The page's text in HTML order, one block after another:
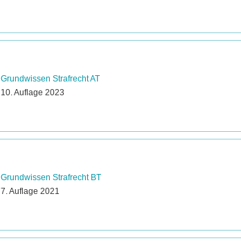
Grundwissen Strafrecht AT
10. Auflage 2023
Grundwissen Strafrecht BT
7. Auflage 2021